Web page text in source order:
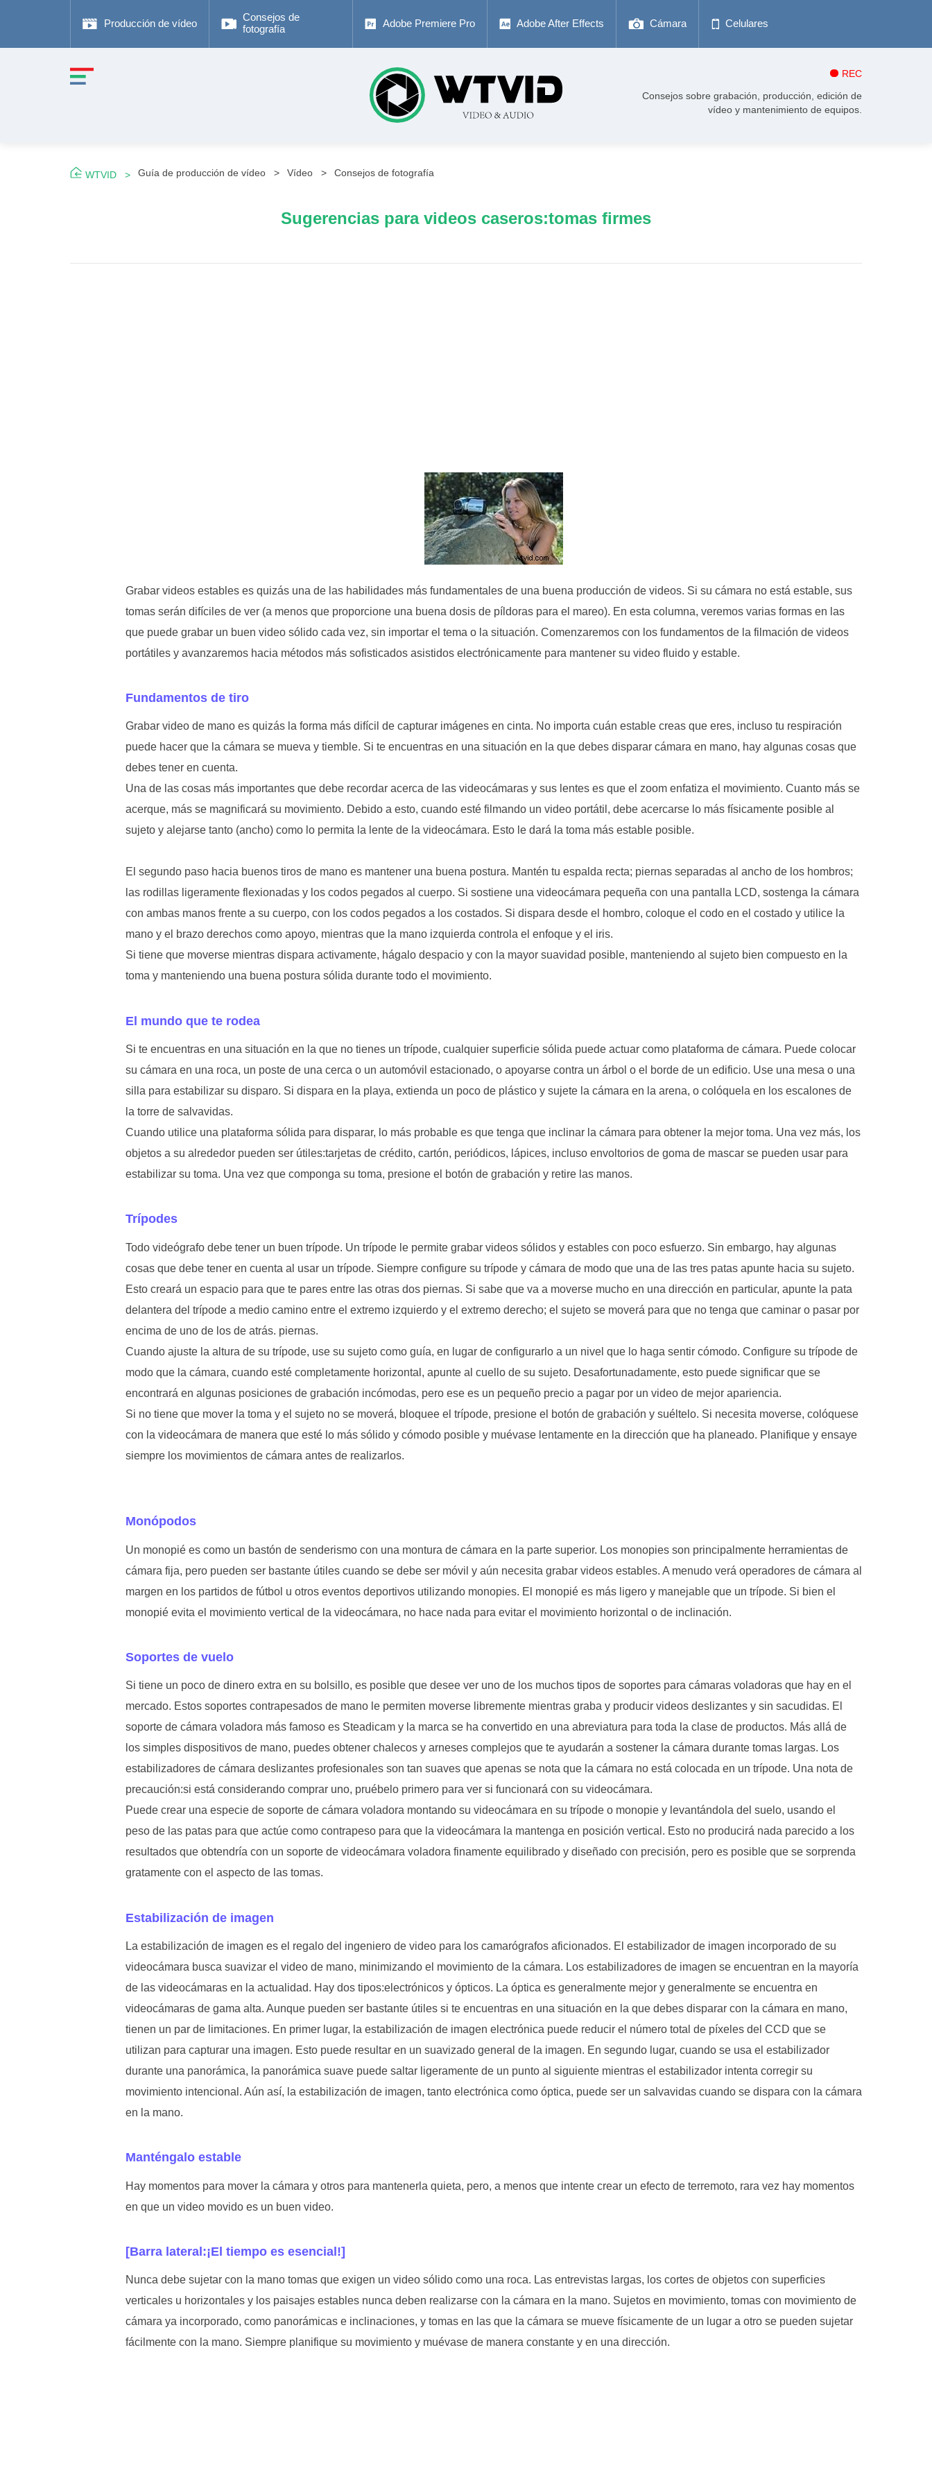
Producción de vídeo
Consejos de
fotografía
Adobe Premiere Pro Adobe After Effects Cámara Celulares
REC
Consejos sobre grabación, producción, edición de
vídeo y mantenimiento de equipos.
WTVID Guía de producción de vídeo Vídeo Consejos de fotografía
Sugerencias para videos caseros:tomas firmes
Grabar videos estables es quizás una de las habilidades más fundamentales de una buena producción de videos. Si su cámara no está estable, sus
tomas serán difíciles de ver (a menos que proporcione una buena dosis de píldoras para el mareo). En esta columna, veremos varias formas en las
que puede grabar un buen video sólido cada vez, sin importar el tema o la situación. Comenzaremos con los fundamentos de la filmación de videos
portátiles y avanzaremos hacia métodos más sofisticados asistidos electrónicamente para mantener su video fluido y estable.
Fundamentos de tiro
Grabar video de mano es quizás la forma más difícil de capturar imágenes en cinta. No importa cuán estable creas que eres, incluso tu respiración
puede hacer que la cámara se mueva y tiemble. Si te encuentras en una situación en la que debes disparar cámara en mano, hay algunas cosas que
debes tener en cuenta.
Una de las cosas más importantes que debe recordar acerca de las videocámaras y sus lentes es que el zoom enfatiza el movimiento. Cuanto más se
acerque, más se magnificará su movimiento. Debido a esto, cuando esté filmando un video portátil, debe acercarse lo más físicamente posible al
sujeto y alejarse tanto (ancho) como lo permita la lente de la videocámara. Esto le dará la toma más estable posible.
El segundo paso hacia buenos tiros de mano es mantener una buena postura. Mantén tu espalda recta; piernas separadas al ancho de los hombros;
las rodillas ligeramente flexionadas y los codos pegados al cuerpo. Si sostiene una videocámara pequeña con una pantalla LCD, sostenga la cámara
con ambas manos frente a su cuerpo, con los codos pegados a los costados. Si dispara desde el hombro, coloque el codo en el costado y utilice la
mano y el brazo derechos como apoyo, mientras que la mano izquierda controla el enfoque y el iris.
Si tiene que moverse mientras dispara activamente, hágalo despacio y con la mayor suavidad posible, manteniendo al sujeto bien compuesto en la
toma y manteniendo una buena postura sólida durante todo el movimiento.
El mundo que te rodea
Si te encuentras en una situación en la que no tienes un trípode, cualquier superficie sólida puede actuar como plataforma de cámara. Puede colocar
su cámara en una roca, un poste de una cerca o un automóvil estacionado, o apoyarse contra un árbol o el borde de un edificio. Use una mesa o una
silla para estabilizar su disparo. Si dispara en la playa, extienda un poco de plástico y sujete la cámara en la arena, o colóquela en los escalones de
la torre de salvavidas.
Cuando utilice una plataforma sólida para disparar, lo más probable es que tenga que inclinar la cámara para obtener la mejor toma. Una vez más, los
objetos a su alrededor pueden ser útiles:tarjetas de crédito, cartón, periódicos, lápices, incluso envoltorios de goma de mascar se pueden usar para
estabilizar su toma. Una vez que componga su toma, presione el botón de grabación y retire las manos.
Trípodes
Todo videógrafo debe tener un buen trípode. Un trípode le permite grabar videos sólidos y estables con poco esfuerzo. Sin embargo, hay algunas
cosas que debe tener en cuenta al usar un trípode. Siempre configure su trípode y cámara de modo que una de las tres patas apunte hacia su sujeto.
Esto creará un espacio para que te pares entre las otras dos piernas. Si sabe que va a moverse mucho en una dirección en particular, apunte la pata
delantera del trípode a medio camino entre el extremo izquierdo y el extremo derecho; el sujeto se moverá para que no tenga que caminar o pasar por
encima de uno de los de atrás. piernas.
Cuando ajuste la altura de su trípode, use su sujeto como guía, en lugar de configurarlo a un nivel que lo haga sentir cómodo. Configure su trípode de
modo que la cámara, cuando esté completamente horizontal, apunte al cuello de su sujeto. Desafortunadamente, esto puede significar que se
encontrará en algunas posiciones de grabación incómodas, pero ese es un pequeño precio a pagar por un video de mejor apariencia.
Si no tiene que mover la toma y el sujeto no se moverá, bloquee el trípode, presione el botón de grabación y suéltelo. Si necesita moverse, colóquese
con la videocámara de manera que esté lo más sólido y cómodo posible y muévase lentamente en la dirección que ha planeado. Planifique y ensaye
siempre los movimientos de cámara antes de realizarlos.
Monópodos
Un monopié es como un bastón de senderismo con una montura de cámara en la parte superior. Los monopies son principalmente herramientas de
cámara fija, pero pueden ser bastante útiles cuando se debe ser móvil y aún necesita grabar videos estables. A menudo verá operadores de cámara al
margen en los partidos de fútbol u otros eventos deportivos utilizando monopies. El monopié es más ligero y manejable que un trípode. Si bien el
monopié evita el movimiento vertical de la videocámara, no hace nada para evitar el movimiento horizontal o de inclinación.
Soportes de vuelo
Si tiene un poco de dinero extra en su bolsillo, es posible que desee ver uno de los muchos tipos de soportes para cámaras voladoras que hay en el
mercado. Estos soportes contrapesados ​​de mano le permiten moverse libremente mientras graba y producir videos deslizantes y sin sacudidas. El
soporte de cámara voladora más famoso es Steadicam y la marca se ha convertido en una abreviatura para toda la clase de productos. Más allá de
los simples dispositivos de mano, puedes obtener chalecos y arneses complejos que te ayudarán a sostener la cámara durante tomas largas. Los
estabilizadores de cámara deslizantes profesionales son tan suaves que apenas se nota que la cámara no está colocada en un trípode. Una nota de
precaución:si está considerando comprar uno, pruébelo primero para ver si funcionará con su videocámara.
Puede crear una especie de soporte de cámara voladora montando su videocámara en su trípode o monopie y levantándola del suelo, usando el
peso de las patas para que actúe como contrapeso para que la videocámara la mantenga en posición vertical. Esto no producirá nada parecido a los
resultados que obtendría con un soporte de videocámara voladora finamente equilibrado y diseñado con precisión, pero es posible que se sorprenda
gratamente con el aspecto de las tomas.
Estabilización de imagen
La estabilización de imagen es el regalo del ingeniero de video para los camarógrafos aficionados. El estabilizador de imagen incorporado de su
videocámara busca suavizar el video de mano, minimizando el movimiento de la cámara. Los estabilizadores de imagen se encuentran en la mayoría
de las videocámaras en la actualidad. Hay dos tipos:electrónicos y ópticos. La óptica es generalmente mejor y generalmente se encuentra en
videocámaras de gama alta. Aunque pueden ser bastante útiles si te encuentras en una situación en la que debes disparar con la cámara en mano,
tienen un par de limitaciones. En primer lugar, la estabilización de imagen electrónica puede reducir el número total de píxeles del CCD que se
utilizan para capturar una imagen. Esto puede resultar en un suavizado general de la imagen. En segundo lugar, cuando se usa el estabilizador
durante una panorámica, la panorámica suave puede saltar ligeramente de un punto al siguiente mientras el estabilizador intenta corregir su
movimiento intencional. Aún así, la estabilización de imagen, tanto electrónica como óptica, puede ser un salvavidas cuando se dispara con la cámara
en la mano.
Manténgalo estable
Hay momentos para mover la cámara y otros para mantenerla quieta, pero, a menos que intente crear un efecto de terremoto, rara vez hay momentos
en que un video movido es un buen video.
[Barra lateral:¡El tiempo es esencial!]
Nunca debe sujetar con la mano tomas que exigen un video sólido como una roca. Las entrevistas largas, los cortes de objetos con superficies
verticales u horizontales y los paisajes estables nunca deben realizarse con la cámara en la mano. Sujetos en movimiento, tomas con movimiento de
cámara ya incorporado, como panorámicas e inclinaciones, y tomas en las que la cámara se mueve físicamente de un lugar a otro se pueden sujetar
fácilmente con la mano. Siempre planifique su movimiento y muévase de manera constante y en una dirección.